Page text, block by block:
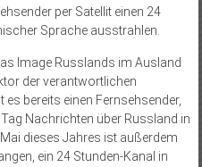
per Satellit einen 24
Sprache ausstrahlen.
Image Russlands im Ausland
der verantwortlichen
bereits einen Fernsehsender,
Nachrichten über Russland in
dieses Jahres ist außerdem
ein 24 Stunden-Kanal in